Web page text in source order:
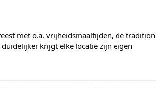
met o.a. vrijheidsmaaltijden, de
krijgt elke locatie zijn eigen